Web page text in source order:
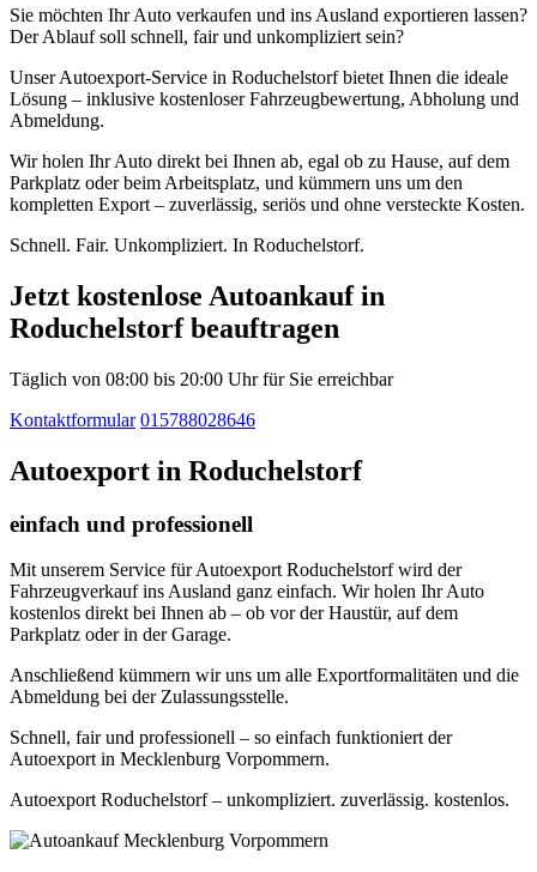
Sie möchten Ihr Auto verkaufen und ins Ausland exportieren lassen?
Der Ablauf soll schnell, fair und unkompliziert sein?
Unser Autoexport-Service in Roduchelstorf bietet Ihnen die ideale
Lösung – inklusive kostenloser Fahrzeugbewertung, Abholung und
Abmeldung.
Wir holen Ihr Auto direkt bei Ihnen ab, egal ob zu Hause, auf dem
Parkplatz oder beim Arbeitsplatz, und kümmern uns um den
kompletten Export – zuverlässig, seriös und ohne versteckte Kosten.
Schnell. Fair. Unkompliziert. In Roduchelstorf.
Jetzt kostenlose Autoankauf in
Roduchelstorf beauftragen
Täglich von 08:00 bis 20:00 Uhr für Sie erreichbar
Kontaktformular 015788028646
Autoexport in Roduchelstorf
einfach und professionell
Mit unserem Service für Autoexport Roduchelstorf wird der
Fahrzeugverkauf ins Ausland ganz einfach. Wir holen Ihr Auto
kostenlos direkt bei Ihnen ab – ob vor der Haustür, auf dem
Parkplatz oder in der Garage.
Anschließend kümmern wir uns um alle Exportformalitäten und die
Abmeldung bei der Zulassungsstelle.
Schnell, fair und professionell – so einfach funktioniert der
Autoexport in Mecklenburg Vorpommern.
Autoexport Roduchelstorf – unkompliziert. zuverlässig. kostenlos.